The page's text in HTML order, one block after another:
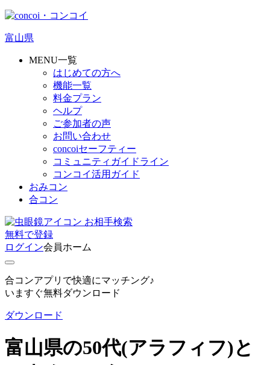
富山県
MENU一覧
はじめての方へ
機能一覧
料金プラン
ヘルプ
ご参加者の声
お問い合わせ
concoiセーフティー
コミュニティガイドライン
コンコイ活用ガイド
おみコン
合コン
お相手検索
無料で登録
ログイン会員ホーム
合コンアプリで快適にマッチング♪
いますぐ無料ダウンロード
ダウンロード
富山県の50代(アラフィフ)と